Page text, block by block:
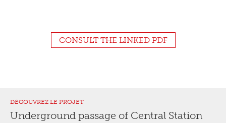
CONSULT THE LINKED PDF
DÉCOUVREZ LE PROJET
Underground passage of Central Station